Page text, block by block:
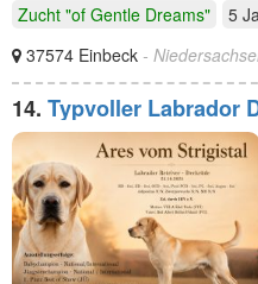
Zucht "of Gentle Dreams"
5
37574 Einbeck -
14. Typvoller Labrador
frei | Champion